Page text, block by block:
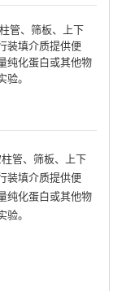
管、筛板、上下
装填介质提供便
纯化蛋白或其他物
。
管、筛板、上下
装填介质提供便
纯化蛋白或其他物
。